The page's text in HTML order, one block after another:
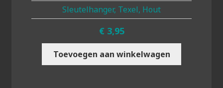
Sleutelhanger, Texel, Hout
€ 3,95
Toevoegen aan winkelwagen